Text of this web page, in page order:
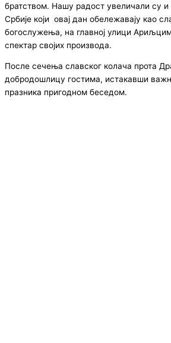
братством. Нашу радост увеличали су и
Србије који овај дан обележавају као
богослужења, на главној улици
спектар својих производа.
После сечења славског колача прота
добродошлицу гостима, истакавши
празника пригодном беседом.